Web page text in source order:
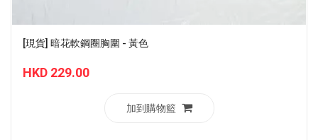
[現貨] 暗花軟鋼圈胸圍 - 黃色
HKD 229.00
加到購物籃